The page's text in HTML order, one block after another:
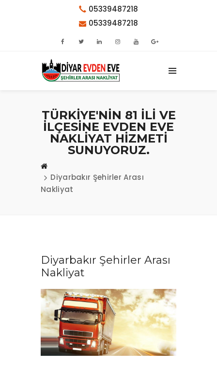
05339487218
05339487218
TÜRKİYE'NİN 81 İLİ VE
İLÇESİNE EVDEN EVE
NAKLİYAT HİZMETİ
SUNUYORUZ.
Diyarbakır Şehirler Arası
Nakliyat
Diyarbakır Şehirler Arası
Nakliyat